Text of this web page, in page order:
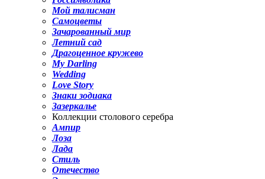
Мой талисман
Самоцветы
Зачарованный мир
Летний сад
Драгоценное кружево
My Darling
Wedding
Love Story
Знаки зодиака
Зазеркалье
Коллекции столового серебра
Ампир
Лоза
Лада
Стиль
Отечество